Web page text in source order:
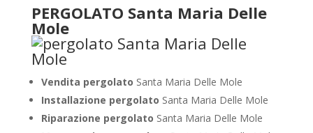
PERGOLATO Santa Maria Delle
Mole
Vendita pergolato Santa Maria Delle Mole
Installazione pergolato Santa Maria Delle Mole
Riparazione pergolato Santa Maria Delle Mole